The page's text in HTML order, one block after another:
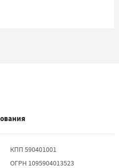
КПП 590401001
ОГРН 1095904013523